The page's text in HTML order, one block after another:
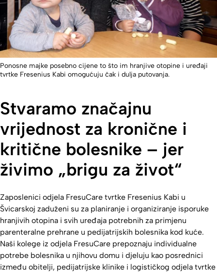
Ponosne majke posebno cijene to što im hranjive otopine i uređaji
tvrtke Fresenius Kabi omogućuju čak i dulja putovanja.
Stvaramo značajnu
vrijednost za kronične i
kritične bolesnike – jer
živimo „brigu za život“
Zaposlenici odjela FresuCare tvrtke Fresenius Kabi u
Švicarskoj zaduženi su za planiranje i organiziranje isporuke
hranjivih otopina i svih uređaja potrebnih za primjenu
parenteralne prehrane u pedijatrijskih bolesnika kod kuće.
Naši kolege iz odjela FresuCare prepoznaju individualne
potrebe bolesnika u njihovu domu i djeluju kao posrednici
između obitelji, pedijatrijske klinike i logističkog odjela tvrtke